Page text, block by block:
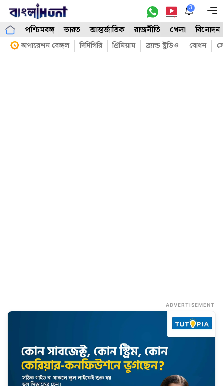
Skip
content
3
পশ্চিমবঙ্গ ভারত আন্তর্জাতিক রাজনীতি খেলা বিনোদন
অপারেশন বেঙ্গল দিদিগিরি প্রিমিয়াম ব্র্যান্ড ষ্টুডিও বোধন
ADVERTISEMENT